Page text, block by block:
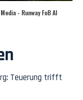
- Runway FoB AI
Teuerung trifft